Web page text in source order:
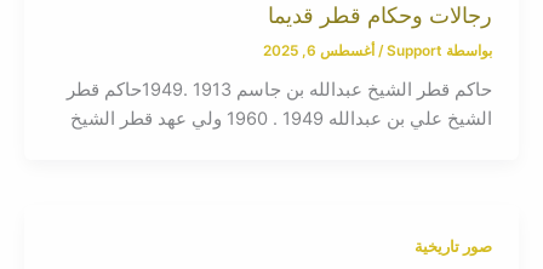
رجالات وحكام قطر قديما
بواسطة Support
/ أغسطس 6, 2025
حاكم قطر الشيخ عبدالله بن جاسم 1913 .1949حاكم قطر
الشيخ علي بن عبدالله 1949 . 1960 ولي عهد قطر الشيخ
صور تاريخية